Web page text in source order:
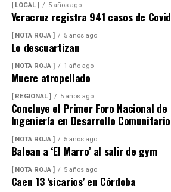
[ LOCAL ] 5 años ago
Veracruz registra 941 casos de Covid
[ NOTA ROJA ] 5 años ago
Lo descuartizan
[ NOTA ROJA ] 1 año ago
Muere atropellado
[ REGIONAL ] 5 años ago
Concluye el Primer Foro Nacional de
Ingeniería en Desarrollo Comunitario
[ NOTA ROJA ] 5 años ago
Balean a ‘El Marro’ al salir de gym
[ NOTA ROJA ] 5 años ago
Caen 13 ‘sicarios’ en Córdoba